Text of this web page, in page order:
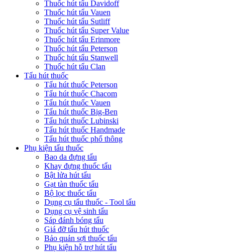
Thuốc hút tẩu Davidoff
Thuốc hút tẩu Vauen
Thuốc hút tẩu Sutliff
Thuốc hút tẩu Super Value
Thuốc hút tẩu Erinmore
Thuốc hút tẩu Peterson
Thuốc hút tẩu Stanwell
Thuốc hút tẩu Clan
Tẩu hút thuốc
Tẩu hút thuốc Peterson
Tẩu hút thuốc Chacom
Tẩu hút thuốc Vauen
Tẩu hút thuốc Big-Ben
Tẩu hút thuốc Lubinski
Tẩu hút thuốc Handmade
Tẩu hút thuốc phổ thông
Phụ kiện tẩu thuốc
Bao da đựng tẩu
Khay đựng thuốc tẩu
Bật lửa hút tẩu
Gạt tàn thuốc tẩu
Bộ lọc thuốc tẩu
Dụng cụ tẩu thuốc - Tool tẩu
Dụng cụ vệ sinh tẩu
Sáp đánh bóng tẩu
Giá đỡ tẩu hút thuốc
Bảo quản sợi thuốc tẩu
Phụ kiện hỗ trợ hút tẩu